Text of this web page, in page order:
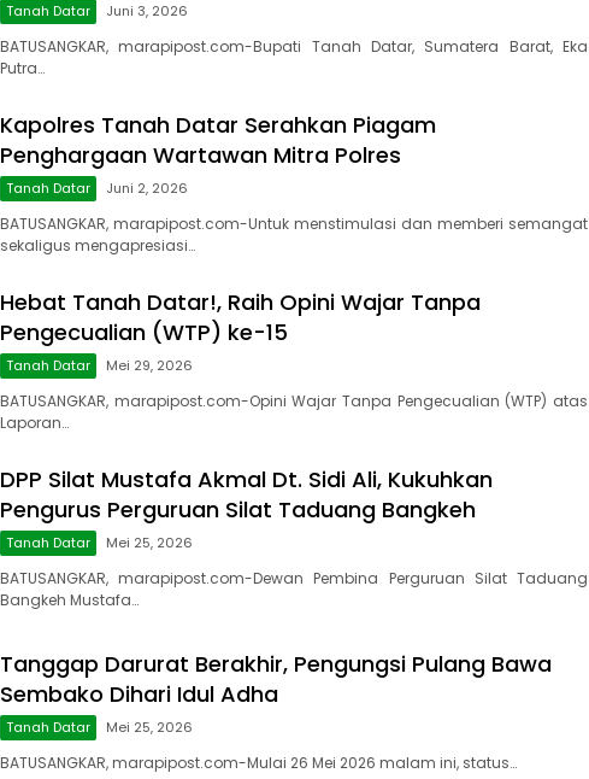
Tanah Datar Juni 3, 2026
BATUSANGKAR, marapipost.com-Bupati Tanah Datar, Sumatera Barat, Eka
Putra…
Kapolres Tanah Datar Serahkan Piagam
Penghargaan Wartawan Mitra Polres
Tanah Datar Juni 2, 2026
BATUSANGKAR, marapipost.com-Untuk menstimulasi dan memberi semangat
sekaligus mengapresiasi…
Hebat Tanah Datar!, Raih Opini Wajar Tanpa
Pengecualian (WTP) ke-15
Tanah Datar Mei 29, 2026
BATUSANGKAR, marapipost.com-Opini Wajar Tanpa Pengecualian (WTP) atas
Laporan…
DPP Silat Mustafa Akmal Dt. Sidi Ali, Kukuhkan
Pengurus Perguruan Silat Taduang Bangkeh
Tanah Datar Mei 25, 2026
BATUSANGKAR, marapipost.com-Dewan Pembina Perguruan Silat Taduang
Bangkeh Mustafa…
Tanggap Darurat Berakhir, Pengungsi Pulang Bawa
Sembako Dihari Idul Adha
Tanah Datar Mei 25, 2026
BATUSANGKAR, marapipost.com-Mulai 26 Mei 2026 malam ini, status…